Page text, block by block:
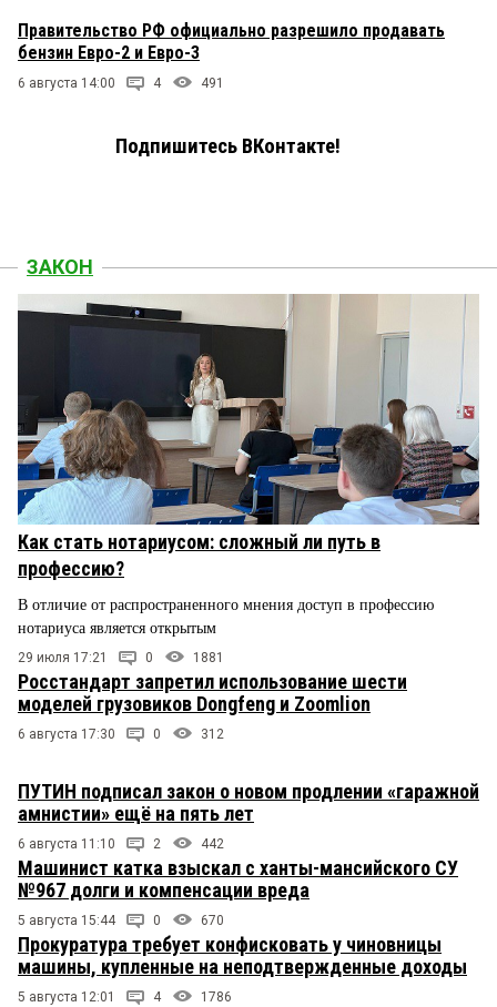
Правительство РФ официально разрешило продавать
бензин Евро-2 и Евро-3
6 августа 14:00 4 491
Подпишитесь ВКонтакте!
ЗАКОН
Как стать нотариусом: сложный ли путь в
профессию?
В отличие от распространенного мнения доступ в профессию
нотариуса является открытым
29 июля 17:21 0 1881
Росстандарт запретил использование шести
моделей грузовиков Dongfeng и Zoomlion
6 августа 17:30 0 312
ПУТИН подписал закон о новом продлении «гаражной
амнистии» ещё на пять лет
6 августа 11:10 2 442
Машинист катка взыскал с ханты-мансийского СУ
№967 долги и компенсации вреда
5 августа 15:44 0 670
Прокуратура требует конфисковать у чиновницы
машины, купленные на неподтвержденные доходы
5 августа 12:01 4 1786